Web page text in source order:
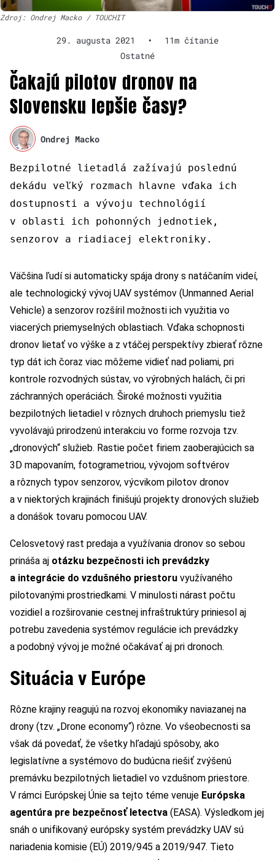
Zdroj: Ondrej Macko / TOUCHIT
29. augusta 2021 •
11m čítanie
Ostatné
Čakajú pilotov dronov na
Slovensku lepšie časy?
Ondrej Macko
Bezpilotné lietadlá zažívajú poslednú
dekádu veľký rozmach hlavne vďaka ich
dostupnosti a vývoju technológií
v oblasti ich pohonných jednotiek,
senzorov a riadiacej elektroniky.
Väčšina ľudí si automaticky spája drony s natáčaním videí,
ale technologický vývoj UAV systémov (Unmanned Aerial
Vehicle) a senzorov rozšíril možnosti ich využitia vo
viacerých priemyselných oblastiach. Vďaka schopnosti
dronov lietať vo výške a z vtáčej perspektívy zbierať rôzne
typ dát ich čoraz viac môžeme vidieť nad poliami, pri
kontrole rozvodných sústav, vo výrobných halách, či pri
záchranných operáciách. Široké možnosti využitia
bezpilotných lietadiel v rôznych druhoch priemyslu tiež
vyvolávajú prirodzenú interakciu vo forme rozvoja tzv.
„dronových“ služieb. Rastie počet firiem zaoberajúcich sa
3D mapovaním, fotogrametriou, vývojom softvérov
a rôznych typov senzorov, výcvikom pilotov dronov
a v niektorých krajinách finišujú projekty dronových služieb
a donášok tovaru pomocou UAV.
Celosvetový rast predaja a využívania dronov so sebou
prináša aj otázku bezpečnosti ich prevádzky
a integrácie do vzdušného priestoru využívaného
pilotovanými prostriedkami. V minulosti nárast počtu
vozidiel a rozširovanie cestnej infraštruktúry priniesol aj
potrebu zavedenia systémov regulácie ich prevádzky
a podobný vývoj je možné očakávať aj pri dronoch.
Situácia v Európe
Rôzne krajiny reagujú na rozvoj ekonomiky naviazanej na
drony (tzv. „Drone economy“) rôzne. Vo všeobecnosti sa
však dá povedať, že všetky hľadajú spôsoby, ako
legislatívne a systémovo do budúcna riešiť zvýšenú
premávku bezpilotných lietadiel vo vzdušnom priestore.
V rámci Európskej Únie sa tejto téme venuje Európska
agentúra pre bezpečnosť letectva (EASA). Výsledkom jej
snáh o unifikovaný európsky systém prevádzky UAV sú
nariadenia komisie (EÚ) 2019/945 a 2019/947. Tieto